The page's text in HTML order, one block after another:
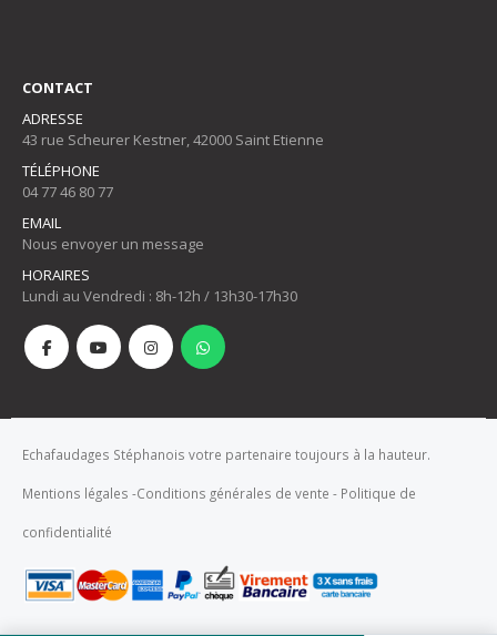
CONTACT
ADRESSE
43 rue Scheurer Kestner, 42000 Saint Etienne
TÉLÉPHONE
04 77 46 80 77
EMAIL
Nous envoyer un message
HORAIRES
Lundi au Vendredi : 8h-12h / 13h30-17h30
Echafaudages Stéphanois votre partenaire toujours à la hauteur.
Mentions légales -Conditions générales de vente - Politique de
confidentialité